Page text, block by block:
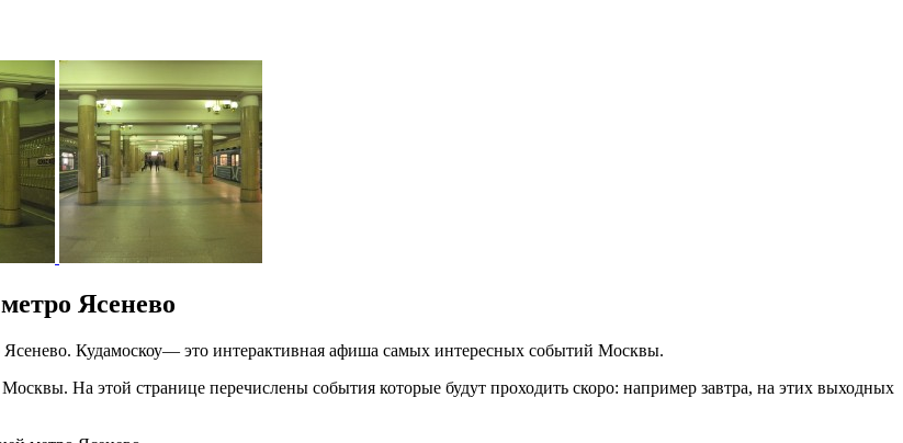
Ясенево
Ясенево. Кудамоскоу— это интерактивная афиша самых интересных событий Москвы.
На этой странице перечислены события которые будут проходить скоро: например завтра, на этих выходных